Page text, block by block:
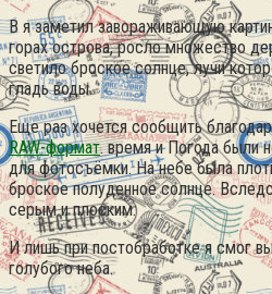
В я заметил завораживающую
горах острова, росло множество
светило броское солнце, лучи
гладь воды.
Еще раз хочется сообщить
RAW-формат. время и Погода были
для фотосъёмки. На небе была
броское полуденное солнце.
серым и плоским.
И лишь при постобработке я смог
голубого неба.